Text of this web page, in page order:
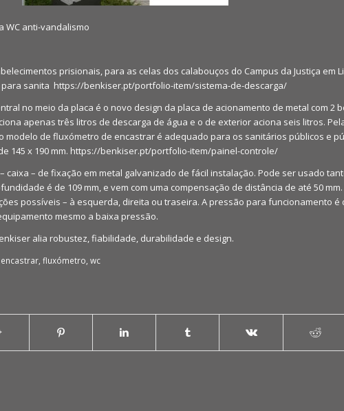
WC anti-vandalismo
prisionais, para as celas dos calabouços do Campus da Justiça em
sanita https://benkiser.pt/portfolio-item/sistema-de-descarga/
no meio da placa é o novo design da placa de acionamento de metal com 2
apenas três litros de descarga de água e o de exterior aciona seis litros.
modelo de fluxómetro de encastrar é adequado para os sanitários públicos e
145 x 190 mm. https://benkiser.pt/portfolio-item/painel-controle/
caixa – de fixação em metal galvanizado de fácil instalação. Pode ser usado
é de 109 mm, e vem com uma compensação de distância de até 50 mm.
possíveis – à esquerda, direita ou traseira. A pressão para funcionamento é
mesmo a baixa pressão.
alia robustez, fiabilidade, durabilidade e design.
encastrar fluxómetro wc